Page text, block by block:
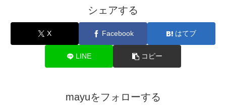
シェアする
X Facebook はてブ
LINE コピー
mayuをフォローする